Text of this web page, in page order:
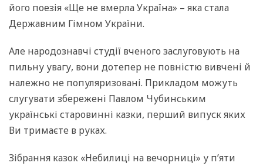
його поезія «Ще не вмерла Україна» – яка стала
Державним Гімном України.
Але народознавчі студії вченого заслуговують на
пильну увагу, вони дотепер не повністю вивчені й
належно не популяризовані. Прикладом можуть
слугувати збережені Павлом Чубинським
українські старовинні казки, перший випуск яких
Ви тримаєте в руках.
Зібрання казок «Небилиці на вечорниці» у п’яти